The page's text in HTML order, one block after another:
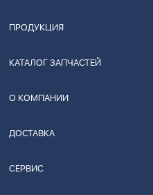
ПРОДУКЦИЯ
КАТАЛОГ ЗАПЧАСТЕЙ
О КОМПАНИИ
ДОСТАВКА
СЕРВИС